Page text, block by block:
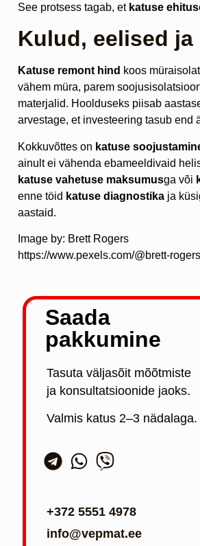
See protsess tagab, et katuse
Kulud, eelised
Katuse remont hind koos
vähem müra, parem
materjalid. Hoolduseks piisab
arvestage, et investeering tasub end
Kokkuvõttes on katuse
ainult ei vähenda ebameeldivaid
katuse vahetuse maksumusga või
enne töid katuse diagnostika ja
aastaid.
Image by: Brett Rogers
https://www.pexels.com/@brett-
Saada
pakkumine
Tasuta väljasõit mõõtmiste
ja konsultatsioonide jaoks.
Valmis katus 2–3 nädalaga.
+372 5551 4978
info@vepmat.ee